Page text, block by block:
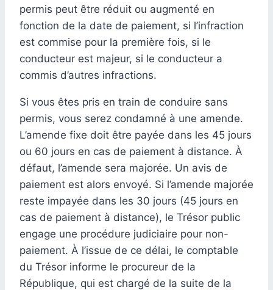
permis peut être réduit ou augmenté en
fonction de la date de paiement, si l’infraction
est commise pour la première fois, si le
conducteur est majeur, si le conducteur a
commis d’autres infractions.
Si vous êtes pris en train de conduire sans
permis, vous serez condamné à une amende.
L’amende fixe doit être payée dans les 45 jours
ou 60 jours en cas de paiement à distance. À
défaut, l’amende sera majorée. Un avis de
paiement est alors envoyé. Si l’amende majorée
reste impayée dans les 30 jours (45 jours en
cas de paiement à distance), le Trésor public
engage une procédure judiciaire pour non-
paiement. À l’issue de ce délai, le comptable
du Trésor informe le procureur de la
République, qui est chargé de la suite de la